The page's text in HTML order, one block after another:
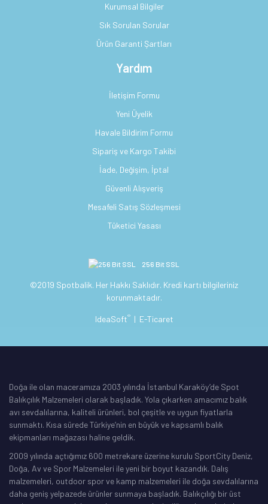
Kurumsal Bilgiler
Sık Sorulan Sorular
Ürün Garanti Şartları
Yardım
İletişim Formu
Yeni Üyelik
Havale Bildirim Formu
Sipariş ve Kargo Takibi
İade, Değişim, İptal
Güvenli Alışveriş
Mesafeli Satış Sözleşmesi
Tüketici Yasası
256 Bit SSL
©2019 Spotbalik. Her Hakkı Saklıdır. Kredi kartı bilgileriniz
korunmaktadır.
IdeaSoft® | E-Ticaret
Doğa ile olan maceramıza 2003 yılında İstanbul Karaköy’de Spot
Balıkçılık Malzemeleri olarak başladık. Yola çıkarken amacımız balık
avı sevdalılarına, kaliteli ürünleri, bol çeşitle ve uygun fiyatlarla
sunmaktı. Kısa sürede Türkiye’nin en büyük ve kapsamlı balık
ekipmanları mağazası haline geldik.
2009 yılında açtığımız 600 metrekare üzerine kurulu SportCity Deniz,
Doğa, Av ve Spor Malzemeleri ile yeni bir boyut kazandık. Dalış
malzemeleri, outdoor spor ve kamp malzemeleri ile doğa sevdalılarına
daha geniş yelpazede ürünler sunmaya başladık. Balıkçılığı bir üst